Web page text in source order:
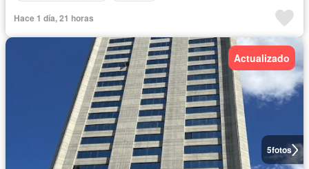
Hace 1 día, 21 horas
5fotos
Actualizado